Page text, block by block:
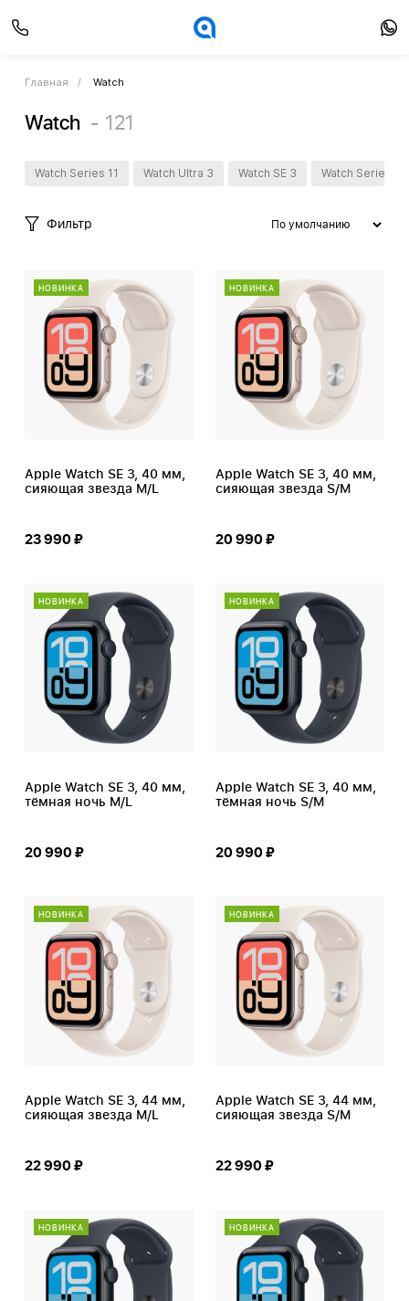
Главная Watch
Watch 121
Watch Series 11 Watch Ultra 3 Watch SE 3 Watch Series 10
Фильтр
НОВИНКА
Apple Watch SE 3, 40 мм,
сияющая звезда M/L
23 990 ₽
НОВИНКА
Apple Watch SE 3, 40 мм,
сияющая звезда S/M
20 990 ₽
НОВИНКА
Apple Watch SE 3, 40 мм,
тёмная ночь M/L
20 990 ₽
НОВИНКА
Apple Watch SE 3, 40 мм,
тёмная ночь S/M
20 990 ₽
НОВИНКА
Apple Watch SE 3, 44 мм,
сияющая звезда M/L
22 990 ₽
НОВИНКА
Apple Watch SE 3, 44 мм,
сияющая звезда S/M
22 990 ₽
НОВИНКА НОВИНКА